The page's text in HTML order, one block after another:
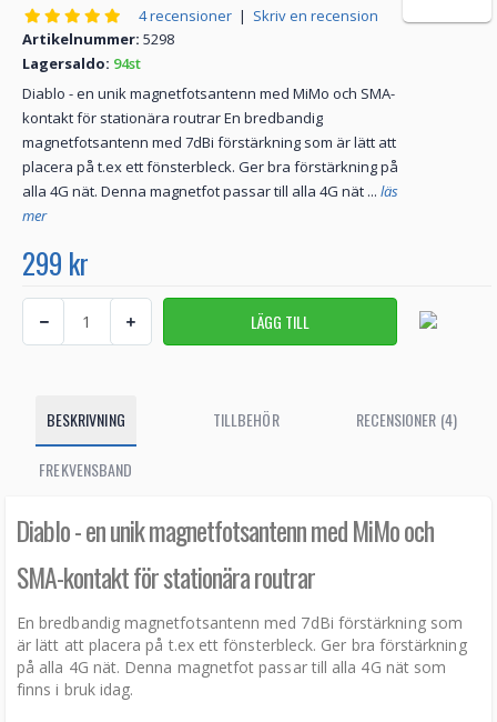
4 recensioner | Skriv en recension
Artikelnummer: 5298
Lagersaldo: 94st
Diablo - en unik magnetfotsantenn med MiMo och SMA-
kontakt för stationära routrar En bredbandig
magnetfotsantenn med 7dBi förstärkning som är lätt att
placera på t.ex ett fönsterbleck. Ger bra förstärkning på
alla 4G nät. Denna magnetfot passar till alla 4G nät ... läs
mer
299 kr
BESKRIVNING TILLBEHÖR RECENSIONER (4)
FREKVENSBAND
Diablo - en unik magnetfotsantenn med MiMo och
SMA-kontakt för stationära routrar
En bredbandig magnetfotsantenn med 7dBi förstärkning som
är lätt att placera på t.ex ett fönsterbleck. Ger bra förstärkning
på alla 4G nät. Denna magnetfot passar till alla 4G nät som
finns i bruk idag.